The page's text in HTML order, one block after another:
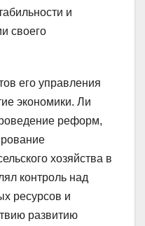
и
своего
его управления
экономики. Ли
реформ,
хозяйства в
контроль над
ресурсов и
развитию